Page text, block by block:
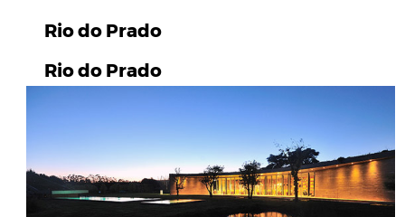
Rio do Prado
Rio do Prado